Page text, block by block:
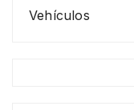
Vehículos